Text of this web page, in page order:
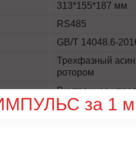
313*155*187 мм
RS485
GB/T 14048.6-
Трехфазный
ротором
Внутреннее
В зависимости
за 1